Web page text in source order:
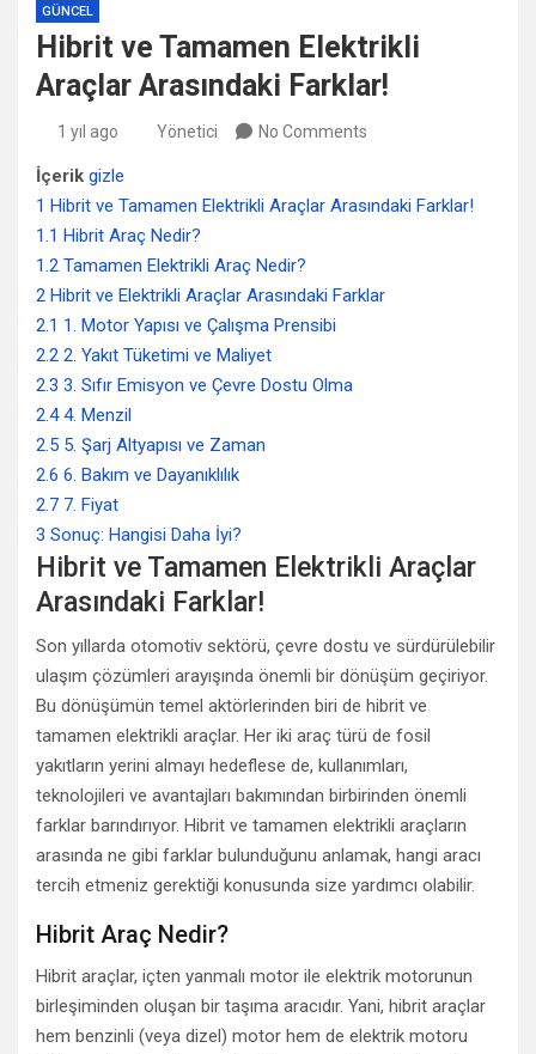
GÜNCEL
Hibrit ve Tamamen Elektrikli
Araçlar Arasındaki Farklar!
1 yıl ago Yönetici No Comments
İçerik gizle
1 Hibrit ve Tamamen Elektrikli Araçlar Arasındaki Farklar!
1.1 Hibrit Araç Nedir?
1.2 Tamamen Elektrikli Araç Nedir?
2 Hibrit ve Elektrikli Araçlar Arasındaki Farklar
2.1 1. Motor Yapısı ve Çalışma Prensibi
2.2 2. Yakıt Tüketimi ve Maliyet
2.3 3. Sıfır Emisyon ve Çevre Dostu Olma
2.4 4. Menzil
2.5 5. Şarj Altyapısı ve Zaman
2.6 6. Bakım ve Dayanıklılık
2.7 7. Fiyat
3 Sonuç: Hangisi Daha İyi?
Hibrit ve Tamamen Elektrikli Araçlar
Arasındaki Farklar!
Son yıllarda otomotiv sektörü, çevre dostu ve sürdürülebilir
ulaşım çözümleri arayışında önemli bir dönüşüm geçiriyor.
Bu dönüşümün temel aktörlerinden biri de hibrit ve
tamamen elektrikli araçlar. Her iki araç türü de fosil
yakıtların yerini almayı hedeflese de, kullanımları,
teknolojileri ve avantajları bakımından birbirinden önemli
farklar barındırıyor. Hibrit ve tamamen elektrikli araçların
arasında ne gibi farklar bulunduğunu anlamak, hangi aracı
tercih etmeniz gerektiği konusunda size yardımcı olabilir.
Hibrit Araç Nedir?
Hibrit araçlar, içten yanmalı motor ile elektrik motorunun
birleşiminden oluşan bir taşıma aracıdır. Yani, hibrit araçlar
hem benzinli (veya dizel) motor hem de elektrik motoru